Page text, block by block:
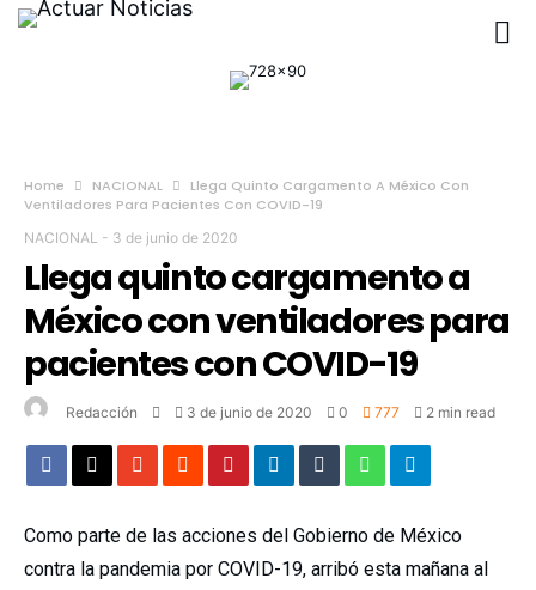
Home NACIONAL
Llega Quinto Cargamento A México Con
Ventiladores Para Pacientes Con COVID-19
NACIONAL - 3 de junio de 2020
Llega quinto cargamento a
México con ventiladores para
pacientes con COVID-19
Redacción 3 de junio de 2020 0 777 2 min read
Como parte de las acciones del Gobierno de México
contra la pandemia por COVID-19, arribó esta mañana al